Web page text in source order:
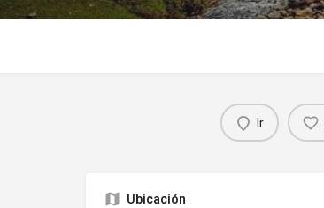
Ir
Ubicación